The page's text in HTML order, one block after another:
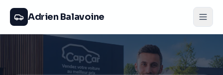
Adrien Balavoine